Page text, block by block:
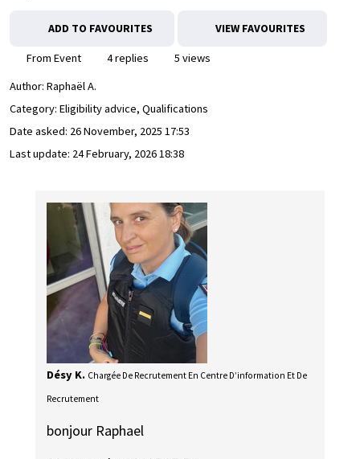
ADD TO FAVOURITES VIEW FAVOURITES
From Event 4 replies
5 views
Author: Raphaël A.
Category: Eligibility advice, Qualifications
Date asked: 26 November, 2025 17:53
Last update: 24 February, 2026 18:38
Désy K. Chargée De Recrutement En Centre D’information Et De
Recrutement
bonjour Raphael